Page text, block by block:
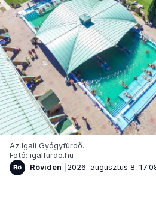
Az Igali Gyógyfürdő.
Fotó: igalfurdo.hu
Röviden
2026. augusztus 8.